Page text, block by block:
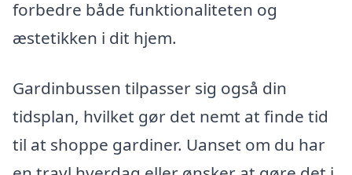
forbedre både funktionaliteten og
æstetikken i dit hjem.
Gardinbussen tilpasser sig også din
tidsplan, hvilket gør det nemt at finde tid
til at shoppe gardiner. Uanset om du har